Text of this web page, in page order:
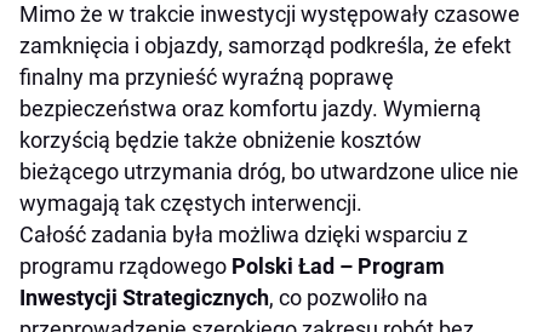
Mimo że w trakcie inwestycji występowały czasowe
zamknięcia i objazdy, samorząd podkreśla, że efekt
finalny ma przynieść wyraźną poprawę
bezpieczeństwa oraz komfortu jazdy. Wymierną
korzyścią będzie także obniżenie kosztów
bieżącego utrzymania dróg, bo utwardzone ulice nie
wymagają tak częstych interwencji.
Całość zadania była możliwa dzięki wsparciu z
programu rządowego Polski Ład – Program
Inwestycji Strategicznych, co pozwoliło na